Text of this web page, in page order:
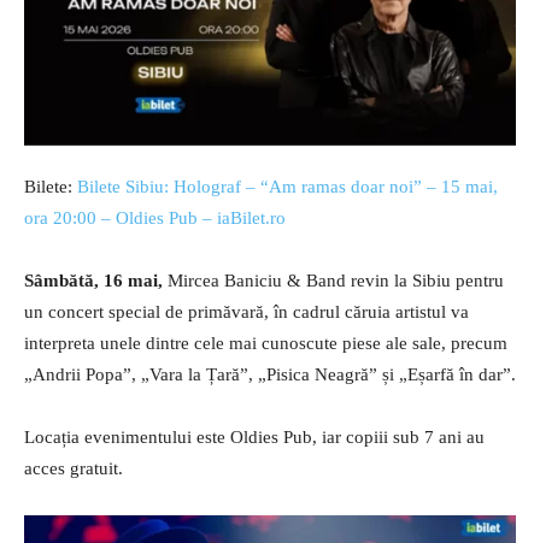
Bilete: Bilete Sibiu: Holograf – “Am ramas doar noi” – 15 mai,
ora 20:00 – Oldies Pub – iaBilet.ro
Sâmbătă, 16 mai, Mircea Baniciu & Band revin la Sibiu pentru
un concert special de primăvară, în cadrul căruia artistul va
interpreta unele dintre cele mai cunoscute piese ale sale, precum
„Andrii Popa”, „Vara la Țară”, „Pisica Neagră” și „Eșarfă în dar”.
Locația evenimentului este Oldies Pub, iar copiii sub 7 ani au
acces gratuit.